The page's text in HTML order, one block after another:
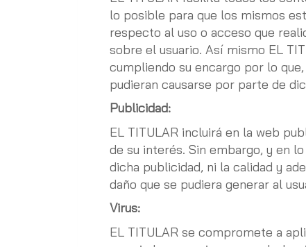
lo posible para que los mismos
respecto al uso o acceso que
sobre el usuario. Así mismo EL
cumpliendo su encargo por lo
pudieran causarse por parte de
Publicidad:
EL TITULAR incluirá en la web
de su interés. Sin embargo, y en
dicha publicidad, ni la calidad y
daño que se pudiera generar al
Virus:
EL TITULAR se compromete a